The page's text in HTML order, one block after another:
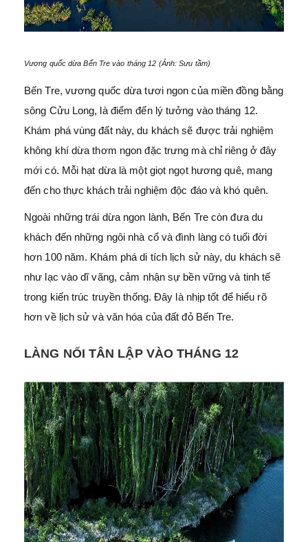
Vương quốc dừa Bến Tre vào tháng 12 (Ảnh: Sưu tầm)
Bến Tre, vương quốc dừa tươi ngon của miền đồng bằng
sông Cửu Long, là điểm đến lý tưởng vào tháng 12.
Khám phá vùng đất này, du khách sẽ được trải nghiệm
không khí dừa thơm ngon đặc trưng mà chỉ riêng ở đây
mới có. Mỗi hạt dừa là một giọt ngọt hương quê, mang
đến cho thực khách trải nghiệm độc đáo và khó quên.
Ngoài những trái dừa ngon lành, Bến Tre còn đưa du
khách đến những ngôi nhà cổ và đình làng có tuổi đời
hơn 100 năm. Khám phá di tích lịch sử này, du khách sẽ
như lạc vào dĩ vãng, cảm nhận sự bền vững và tinh tế
trong kiến trúc truyền thống. Đây là nhịp tốt để hiểu rõ
hơn về lịch sử và văn hóa của đất đỏ Bến Tre.
LÀNG NỔI TÂN LẬP VÀO THÁNG 12